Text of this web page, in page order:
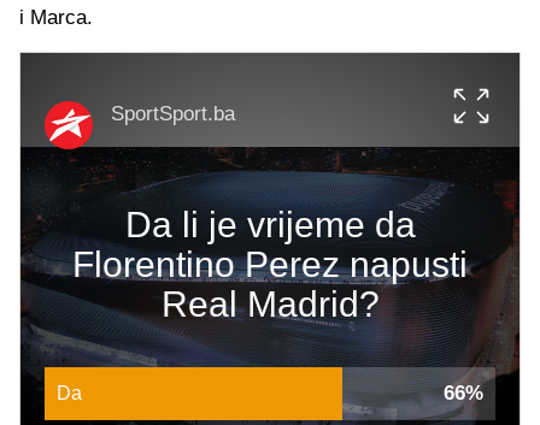
i Marca.
SportSport.ba
Da li je vrijeme da
Florentino Perez napusti
Real Madrid?
Da 66%